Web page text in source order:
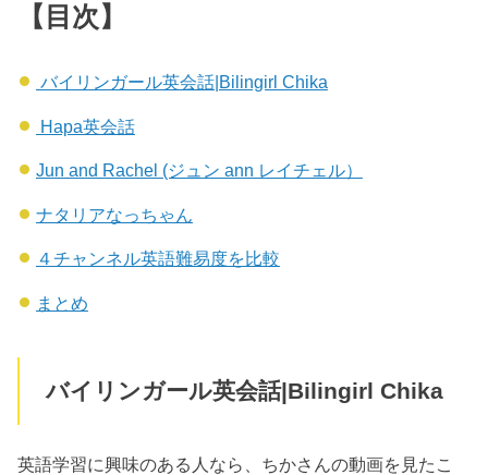
【目次】
バイリンガール英会話|Bilingirl Chika
Hapa英会話
Jun and Rachel (ジュン ann レイチェル）
ナタリアなっちゃん
４チャンネル英語難易度を比較
まとめ
バイリンガール英会話|Bilingirl Chika
英語学習に興味のある人なら、ちかさんの動画を見たこ